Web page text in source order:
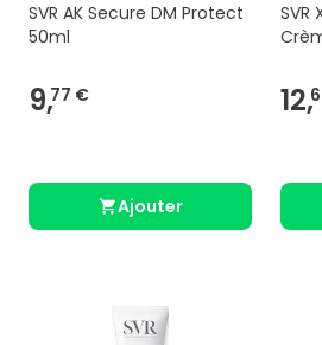
SVR AK Secure DM Protect
50ml
9,77 €
Ajouter
SVR
12,